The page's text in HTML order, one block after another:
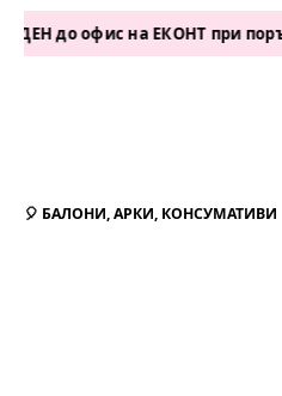
на ЕКОНТ при поръчка 80+
🎈 БАЛОНИ, АРКИ, КОНСУМАТИВИ